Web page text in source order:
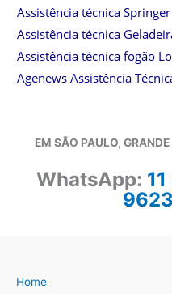
Assistência técnica Springer
Assistência técnica
Assistência técnica fogão
Agenews Assistência
EM SÃO PAULO,
WhatsApp:
Home